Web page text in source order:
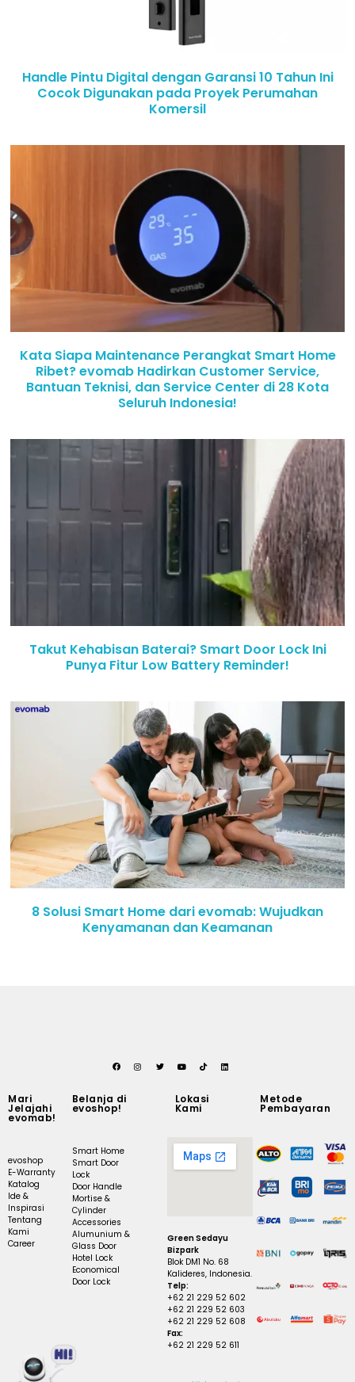
Handle Pintu Digital dengan Garansi 10 Tahun Ini
Cocok Digunakan pada Proyek Perumahan
Komersil
Kata Siapa Maintenance Perangkat Smart Home
Ribet? evomab Hadirkan Customer Service,
Bantuan Teknisi, dan Service Center di 28 Kota
Seluruh Indonesia!
Takut Kehabisan Baterai? Smart Door Lock Ini
Punya Fitur Low Battery Reminder!
8 Solusi Smart Home dari evomab: Wujudkan
Kenyamanan dan Keamanan
Mari
Jelajahi
evomab!
evoshop
E-Warranty
Katalog
Ide &
Inspirasi
Tentang
Kami
Career
Belanja di
evoshop!
Smart Home
Smart Door
Lock
Door Handle
Mortise &
Cylinder
Accessories
Alumunium &
Glass Door
Hotel Lock
Economical
Door Lock
Lokasi
Kami
Green Sedayu
Bizpark
Blok DM1 No. 68
Kalideres, Indonesia.
Telp:
+62 21 229 52 602
+62 21 229 52 603
+62 21 229 52 608
Fax:
+62 21 229 52 611
Metode
Pembayaran